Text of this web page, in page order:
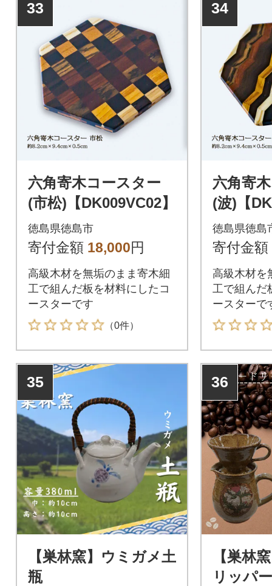
33
六角寄木コースター
(市松)【DK009VC02】
徳島県徳島市
寄付金額 18,000円
高級木材を無垢のまま寄木細
工で組んだ板を材料にしたコ
ースターです
（0件）
34
六角寄
(波)【
徳島県徳島
寄付金額
高級木材を
工で組んだ
ースターで
35
【巣林窯】ウミガメ土
瓶
36
【巣林
リッパ